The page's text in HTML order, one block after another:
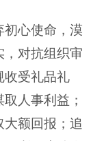
初心使命，漠
，对抗组织审
收受礼品礼
人事利益；
大额回报；追